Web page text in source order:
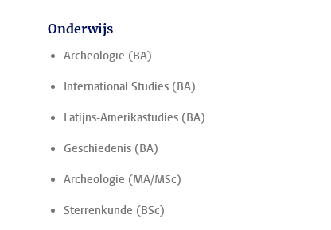
Onderwijs
Archeologie (BA)
International Studies (BA)
Latijns-Amerikastudies (BA)
Geschiedenis (BA)
Archeologie (MA/MSc)
Sterrenkunde (BSc)